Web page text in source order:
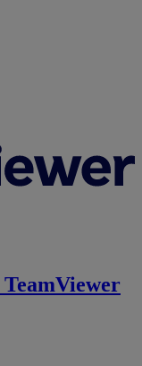
TeamViewer